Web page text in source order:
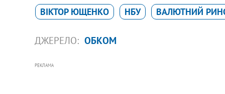
ВІКТОР ЮЩЕНКО НБУ ВАЛЮТНИЙ
ДЖЕРЕЛО: ОБКОМ
РЕКЛАМА